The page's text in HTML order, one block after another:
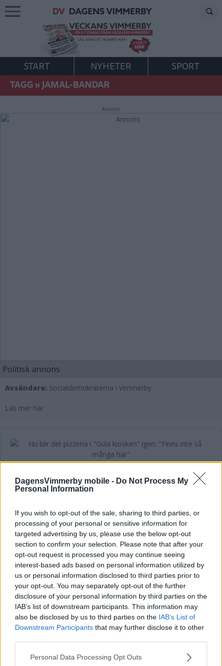
DagensVimmerby mobile - Do Not Process My
Personal Information
If you wish to opt-out of the sale, sharing to third parties, or
processing of your personal or sensitive information for
targeted advertising by us, please use the below opt-out
section to confirm your selection. Please note that after your
opt-out request is processed you may continue seeing
interest-based ads based on personal information utilized by
us or personal information disclosed to third parties prior to
your opt-out. You may separately opt-out of the further
disclosure of your personal information by third parties on the
IAB’s list of downstream participants. This information may
also be disclosed by us to third parties on the IAB’s List of
Downstream Participants that may further disclose it to other
Please note that this website/app uses one or more Google
Personal Data Processing Opt Outs
START NYHETER
SPORT
TAGG»JAMAL-BANDAR
Annons:
Politisk annons
Avsändare: Socialdemokraterna i Vimmerby
Läs mer här
igen: "Finns inte så många här"
Läs in fler nyheter
SENASTE
Tävlingen hyllades – så tänker Vimmerby MS om framtiden
Man utreds för drograttfylleri i Storebro
Köpte sadel på nätet – fick aldrig varan